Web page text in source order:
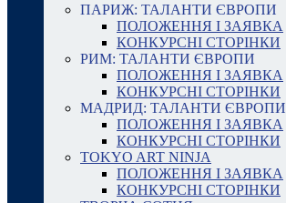
ПАРИЖ: ТАЛАНТИ ЄВРОПИ
ПОЛОЖЕННЯ І ЗАЯВКА
КОНКУРСНІ СТОРІНКИ
РИМ: ТАЛАНТИ ЄВРОПИ
ПОЛОЖЕННЯ І ЗАЯВКА
КОНКУРСНІ СТОРІНКИ
МАДРИД: ТАЛАНТИ ЄВРОПИ
ПОЛОЖЕННЯ І ЗАЯВКА
КОНКУРСНІ СТОРІНКИ
TOKYO ART NINJA
ПОЛОЖЕННЯ І ЗАЯВКА
КОНКУРСНІ СТОРІНКИ